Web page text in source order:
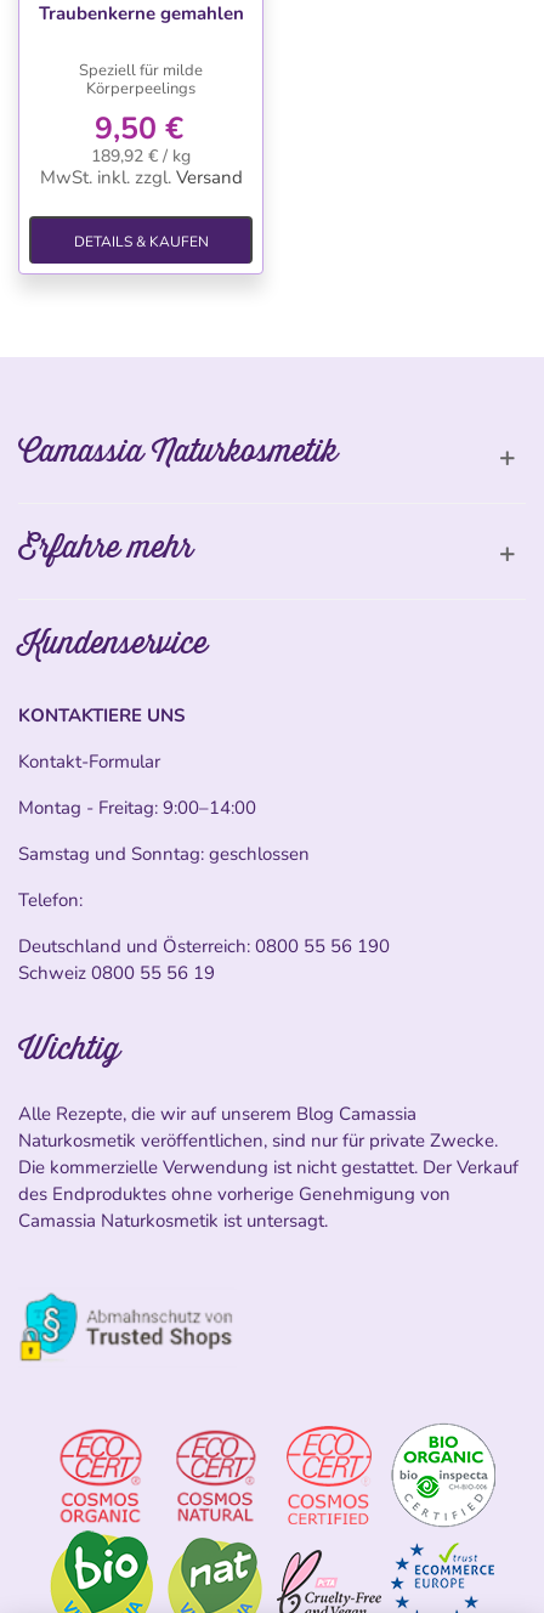
Traubenkerne gemahlen
Speziell für milde
Körperpeelings
9,50 €
189,92 € / kg
MwSt. inkl. zzgl. Versand
DETAILS & KAUFEN
Camassia Naturkosmetik
Erfahre mehr
Kundenservice
KONTAKTIERE UNS
Kontakt-Formular
Montag - Freitag: 9:00–14:00
Samstag und Sonntag: geschlossen
Telefon:
Deutschland und Österreich: 0800 55 56 190
Schweiz 0800 55 56 19
Wichtig
Alle Rezepte, die wir auf unserem Blog Camassia
Naturkosmetik veröffentlichen, sind nur für private Zwecke.
Die kommerzielle Verwendung ist nicht gestattet. Der Verkauf
des Endproduktes ohne vorherige Genehmigung von
Camassia Naturkosmetik ist untersagt.